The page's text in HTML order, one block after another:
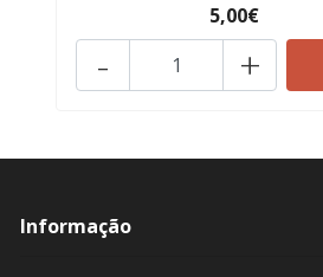
5,00€
+
-
Informação